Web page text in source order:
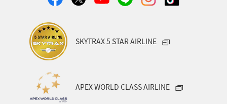
クリスマス
SKYTRAX 5 STAR AIRLINE
APEX WORLD CLASS AIRLINE